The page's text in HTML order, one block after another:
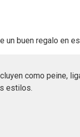
un buen regalo en
como peine,
estilos.